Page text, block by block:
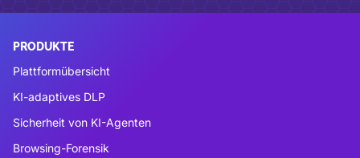
PRODUKTE
Plattformübersicht
KI-adaptives DLP
Sicherheit von KI-Agenten
Browsing-Forensik